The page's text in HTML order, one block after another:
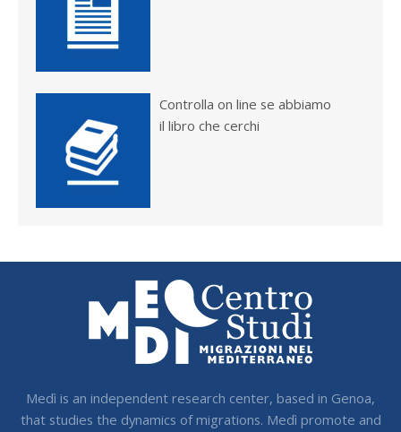
Controlla on line se abbiamo
il libro che cerchi
Medì is an independent research center, based in Genoa,
that studies the dynamics of migrations. Medì promote and